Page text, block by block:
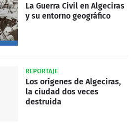
La Guerra Civil en Algeciras
y su entorno geográfico
REPORTAJE
Los orígenes de Algeciras,
la ciudad dos veces
destruida